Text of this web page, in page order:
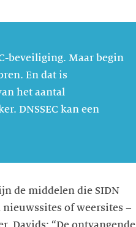
beveiliging. Maar begin
En dat is
het aantal
DNSSEC kan een
de middelen die SIDN
of weersites –